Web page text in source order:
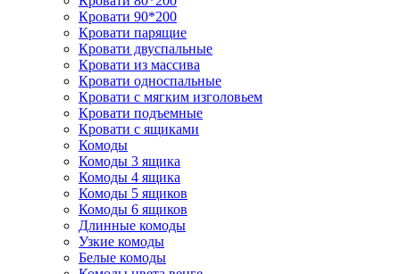
Кровати 90*200
Кровати парящие
Кровати двуспальные
Кровати из массива
Кровати односпальные
Кровати с мягким изголовьем
Кровати подъемные
Кровати с ящиками
Комоды
Комоды 3 ящика
Комоды 4 ящика
Комоды 5 ящиков
Комоды 6 ящиков
Длинные комоды
Узкие комоды
Белые комоды